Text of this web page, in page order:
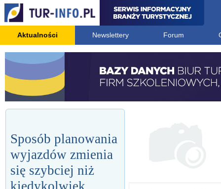
Aktualności Newslettery Forum
Sposób planowania
wyjazdów zmienia
się szybciej niż
kiedykolwiek